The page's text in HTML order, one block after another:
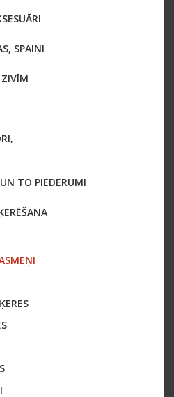
SPAIŅI
ZIVĪM
TO PIEDERUMI